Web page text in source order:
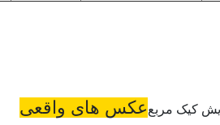
عکس های واقعی